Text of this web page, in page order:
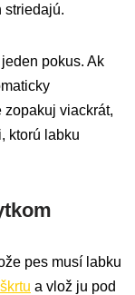
striedajú.
pokus. Ak
zopakuj viackrát,
ktorú labku
pes musí labku
a vlož ju pod